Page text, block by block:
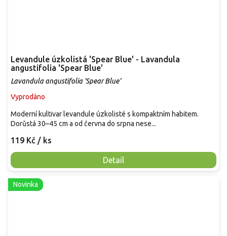
Levandule úzkolistá 'Spear Blue' - Lavandula
angustifolia 'Spear Blue'
Lavandula angustifolia 'Spear Blue'
Vyprodáno
119 Kč / ks
Detail
Moderní kultivar levandule úzkolisté s kompaktním habitem.
Dorůstá 30–45 cm a od června do srpna nese...
Novinka